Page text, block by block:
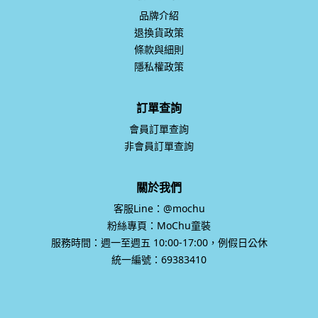
品牌介紹
退換貨政策
條款與細則
隱私權政策
訂單查詢
會員訂單查詢
非會員訂單查詢
關於我們
客服Line：@mochu
粉絲專頁：MoChu童裝
服務時間：週一至週五 10:00-17:00，例假日公休
統一編號：69383410